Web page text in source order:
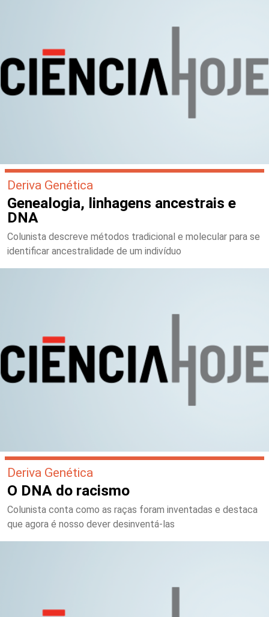
Deriva Genética
Genealogia, linhagens ancestrais e
DNA
Colunista descreve métodos tradicional e molecular para se
identificar ancestralidade de um indivíduo
Deriva Genética
O DNA do racismo
Colunista conta como as raças foram inventadas e destaca
que agora é nosso dever desinventá-las